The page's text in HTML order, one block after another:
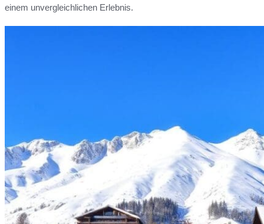
einem unvergleichlichen Erlebnis.